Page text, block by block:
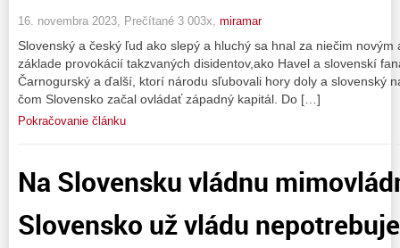
16. novembra 2023, Prečítané 3 003x, miramar
Slovenský a český ľud ako slepý a hluchý sa hnal za niečim
základe provokácií takzvaných disidentov,ako Havel a slovenskí
Čarnogurský a ďalší, ktorí národu sľubovali hory doly a slovenský
čom Slovensko začal ovládať západný kapitál. Do […]
Pokračovanie článku
Na Slovensku vládnu
Slovensko už vládu nepotrebuje